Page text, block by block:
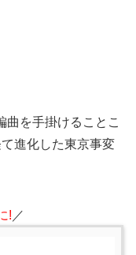
曲を手掛けることこ
進化した東京事変
! ／